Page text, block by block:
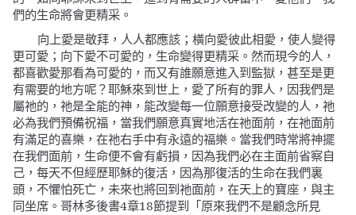
們的生命將會更精采。
向上愛是敬拜，人人都應該；橫向愛彼此相愛，使人變得
更可愛；向下愛不可愛的，生命變得更精采。然而現今的人，
都喜歡愛那看為可愛的，而又有誰願意進入到監獄，甚至是更
有需要的地方呢？耶穌來到世上，愛了所有的罪人，因我們是
屬祂的，祂是全能的神，能改變每一位願意接受改變的人，祂
必為我們預備祝福，當我們願意真實地活在祂面前，在祂面前
有滿足的喜樂，在祂右手中有永遠的福樂。當我們時常將神擺
在我們面前，生命便不會有虧損，因為我們必在主面前省察自
己，每天不但經歷耶穌的復活，因為那復活的生命在我們裏
頭，不懼怕死亡，未來也將回到祂面前，在天上的寶座，與主
同坐席。哥林多後書4章18節提到 「原來我們不是顧念所見